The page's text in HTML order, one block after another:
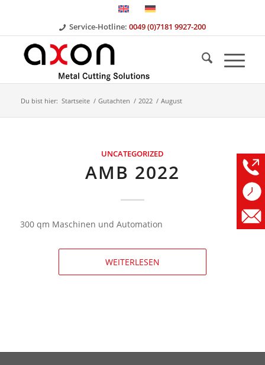
Service-Hotline:0049 (0)7181 9927-200
Du bist hier: Startseite / Gutachten / 2022 / August
UNCATEGORIZED
AMB 2022
300 qm Maschinen und Automation
WEITERLESEN